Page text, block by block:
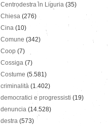
Centrodestra in Liguria (35)
Chiesa (276)
Cina (10)
Comune (342)
Coop (7)
Cossiga (7)
Costume (5.581)
criminalità (1.402)
democratici e progressisti (19)
denuncia (14.528)
destra (573)